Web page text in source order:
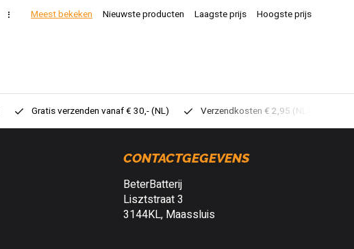
Meest bekeken Nieuwste producten Laagste prijs Hoogste prijs
Gratis verzenden vanaf € 30,- (NL) Verzendkosten € 2,95 (NL)
CONTACTGEGEVENS
BeterBatterij
Lisztstraat 3
3144KL, Maassluis